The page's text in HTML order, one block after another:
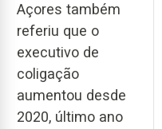
Açores também
referiu que o
executivo de
coligação
aumentou desde
2020, último ano